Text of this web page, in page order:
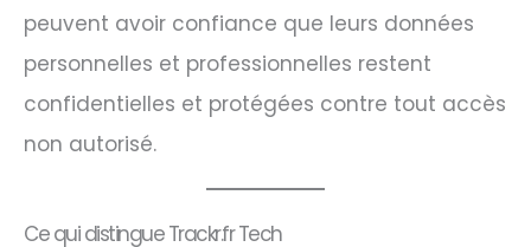
peuvent avoir confiance que leurs données
personnelles et professionnelles restent
confidentielles et protégées contre tout accès
non autorisé.
Ce qui distingue Trackr.fr Tech